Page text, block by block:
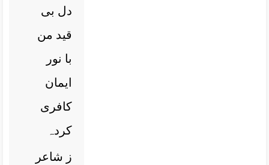
دل بی
قید من
با نور
ایمان
کافری
کردہ
ز شاعر